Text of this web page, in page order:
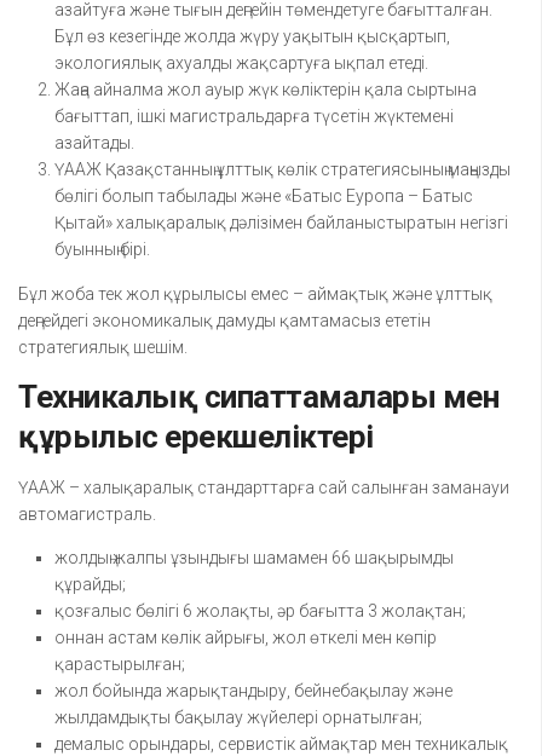
азайтуға және тығын деңгейін төмендетуге бағытталған.
Бұл өз кезегінде жолда жүру уақытын қысқартып,
экологиялық ахуалды жақсартуға ықпал етеді.
Жаңа айналма жол ауыр жүк көліктерін қала сыртына
бағыттап, ішкі магистральдарға түсетін жүктемені
азайтады.
ҮААЖ Қазақстанның ұлттық көлік стратегиясының маңызды
бөлігі болып табылады және «Батыс Еуропа – Батыс
Қытай» халықаралық дәлізімен байланыстыратын негізгі
буынның бірі.
Бұл жоба тек жол құрылысы емес – аймақтық және ұлттық
деңгейдегі экономикалық дамуды қамтамасыз ететін
стратегиялық шешім.
Техникалық сипаттамалары мен
құрылыс ерекшеліктері
ҮААЖ – халықаралық стандарттарға сай салынған заманауи
автомагистраль.
жолдың жалпы ұзындығы шамамен 66 шақырымды
құрайды;
қозғалыс бөлігі 6 жолақты, әр бағытта 3 жолақтан;
оннан астам көлік айрығы, жол өткелі мен көпір
қарастырылған;
жол бойында жарықтандыру, бейнебақылау және
жылдамдықты бақылау жүйелері орнатылған;
демалыс орындары, сервистік аймақтар мен техникалық